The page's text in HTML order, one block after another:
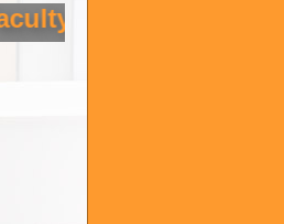
of Technology